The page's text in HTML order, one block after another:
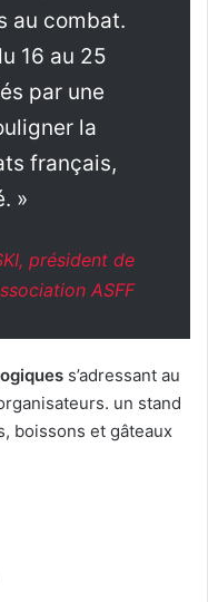
au combat.
16 au 25
par une
la
français,
»
président de
ASFF
s’adressant au
un stand
boissons et gâteaux